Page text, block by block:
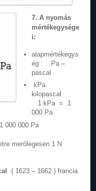
7. A nyomás
mértékegysége
i:
alapmértékegys
ég : Pa –
pascal
kPa
kilopascal
1 kPa = 1
000 Pa
000 Pa
merőlegesen 1 N
( 1623 – 1662 ) francia